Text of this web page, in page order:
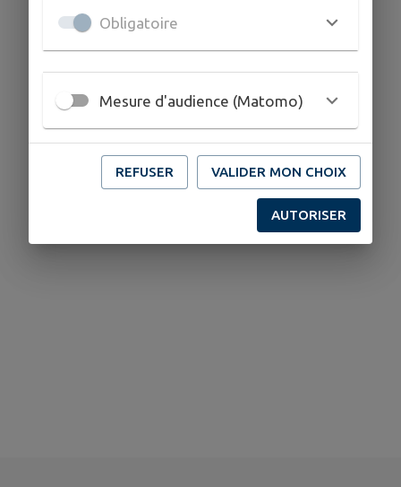
Obligatoire
Mesure d'audience (Matomo)
REFUSER VALIDER MON CHOIX
AUTORISER